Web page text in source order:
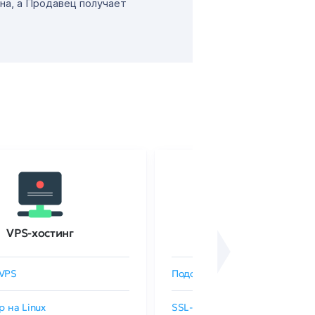
а Продавец получает
VPS-хостинг
на Linux
Подобрать SSL-сертификат
SSL-сертификаты GlobalSign